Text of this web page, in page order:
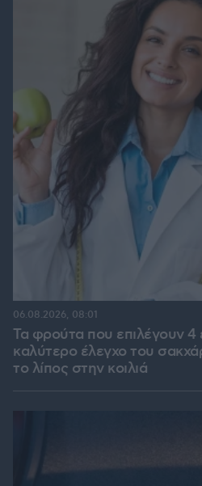
Τα φρούτα που επιλέγουν 4
καλύτερο έλεγχο του
το λίπος στην κοιλιά
06.08.2026, 08:01